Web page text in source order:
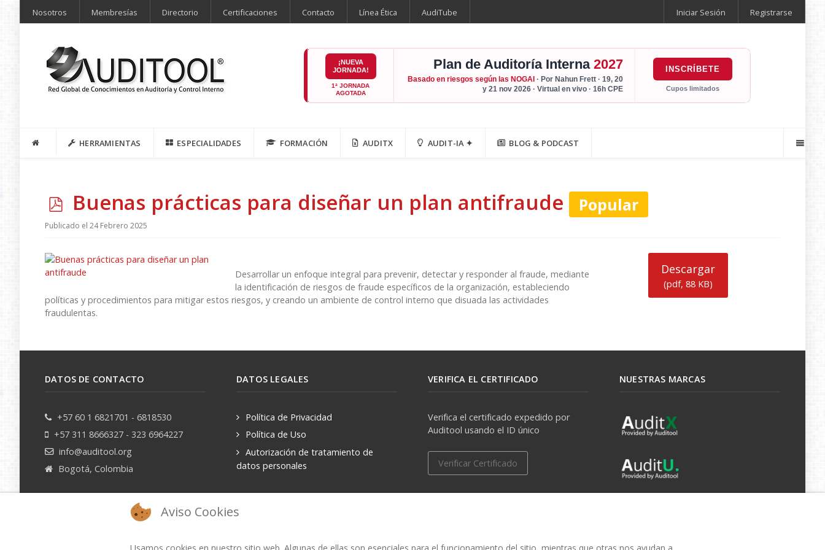
Nosotros Membresías Directorio Certificaciones Contacto Línea Ética AudiTube Iniciar Sesión Registrarse
¡NUEVA
JORNADA!
1ª JORNADA
AGOTADA
Plan de Auditoría Interna2027
Basado en riesgos según las NOGAI · Por Nahun Frett · 19, 20
y 21 nov 2026 · Virtual en vivo · 16h CPE
INSCRÍBETE
Cupos limitados
HERRAMIENTAS ESPECIALIDADES FORMACIÓN AUDITX AUDIT-IA ✦ BLOG & PODCAST
p
d
f
Buenas prácticas para diseñar un plan antifraude Popular
Publicado el 24 Febrero 2025
Descargar
(pdf, 88 KB)
Desarrollar un enfoque integral para prevenir, detectar y responder al fraude, mediante
la identificación de riesgos de fraude específicos de la organización, estableciendo
políticas y procedimientos para mitigar estos riesgos, y creando un ambiente de control interno que disuada las actividades
fraudulentas.
DATOS DE CONTACTO
+57 60 1 6821701 - 6818530
+57 311 8666327 - 323 6964227
info@auditool.org
Bogotá, Colombia
DATOS LEGALES
Política de Privacidad
Política de Uso
Autorización de tratamiento de
datos personales
VERIFICA EL CERTIFICADO
Verifica el certificado expedido por
Auditool usando el ID único
Verificar Certificado
NUESTRAS MARCAS
Aviso Cookies